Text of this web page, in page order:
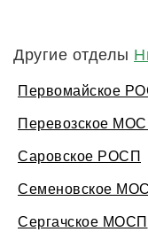
Другие отделы
Первомайское
Перевозское
Саровское РОСП
Семеновское
Сергачское МОСП